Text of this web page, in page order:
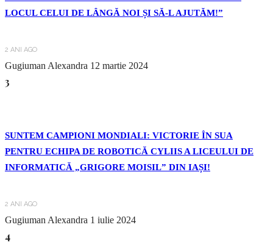
LOCUL CELUI DE LÂNGĂ NOI ȘI SĂ-L AJUTĂM!”
2 ANI AGO
Gugiuman Alexandra 12 martie 2024
3
SUNTEM CAMPIONI MONDIALI: VICTORIE ÎN SUA
PENTRU ECHIPA DE ROBOTICĂ CYLIIS A LICEULUI DE
INFORMATICĂ „GRIGORE MOISIL” DIN IAȘI!
2 ANI AGO
Gugiuman Alexandra 1 iulie 2024
4